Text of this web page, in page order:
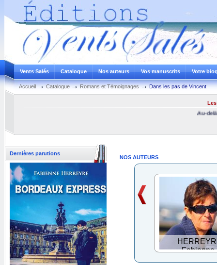
Vents Salés Catalogue Nos auteurs Vos manuscrits Votre
Accueil Catalogue Romans et Témoignages Dans les pas de Vincent
Au-delà
Dernières parutions
NOS AUTEURS
Fabienne
Fabienne Herreyre